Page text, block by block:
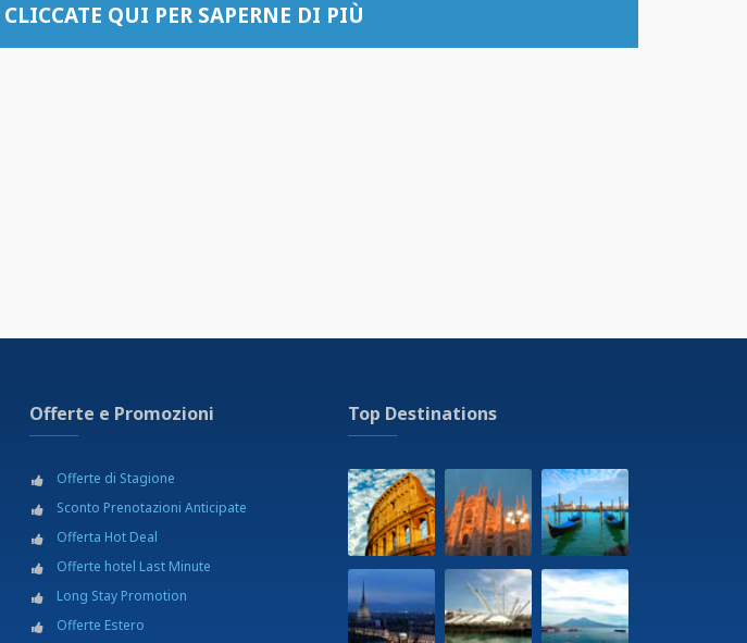
CLICCATE QUI PER SAPERNE DI PIÙ
il Centro Prenotazioni Best Western o visitarewww.bestwestern.it
Offerte e Promozioni
Offerte di Stagione
Sconto Prenotazioni Anticipate
Offerta Hot Deal
Offerte hotel Last Minute
Long Stay Promotion
Offerte Estero
Top Destinations